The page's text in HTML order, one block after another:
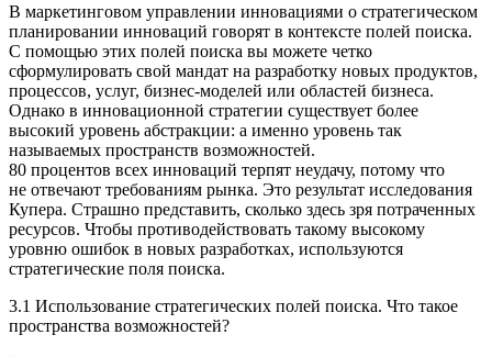
В маркетинговом управлении инновациями о стратегическом
планировании инноваций говорят в контексте полей поиска.
С помощью этих полей поиска вы можете четко
сформулировать свой мандат на разработку новых продуктов,
процессов, услуг, бизнес-моделей или областей бизнеса.
Однако в инновационной стратегии существует более
высокий уровень абстракции: а именно уровень так
называемых пространств возможностей.
80 процентов всех инноваций терпят неудачу, потому что
не отвечают требованиям рынка. Это результат исследования
Купера. Страшно представить, сколько здесь зря потраченных
ресурсов. Чтобы противодействовать такому высокому
уровню ошибок в новых разработках, используются
стратегические поля поиска.
3.1 Использование стратегических полей поиска. Что такое
пространства возможностей?